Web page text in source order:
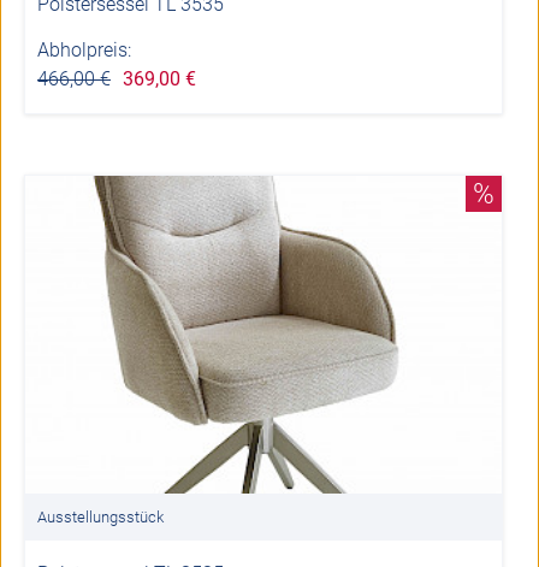
Polstersessel TL 3535
Abholpreis:
466,00 € 369,00 €
%
Ausstellungsstück